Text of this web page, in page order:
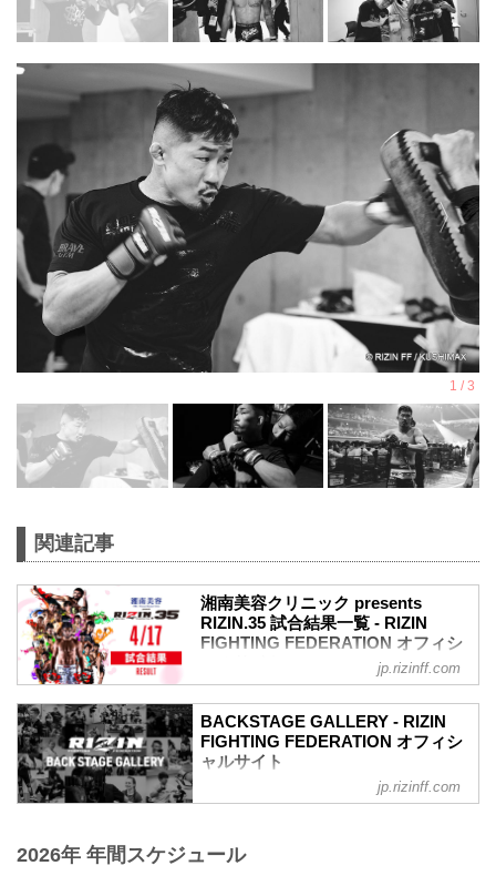
関連記事
湘南美容クリニック presents
RIZIN.35 試合結果一覧 - RIZIN
FIGHTING FEDERATION オフィシ
ルト・サトシ・ソウザ vs. ジョニー・ケ
ース
RIZIN MMAルール：5分 3R（71.0kg）
ジョニー・ケース（LOSE）
≫ 試合結果詳細
jp.rizinff.com
BACKSTAGE GALLERY - RIZIN
FIGHTING FEDERATION オフィシ
ャルサイト
BACKSTAGE GALLERY の記事一覧 - 格
イジン ファイティング フェデレーショ
jp.rizinff.com
2026年 年間スケジュール